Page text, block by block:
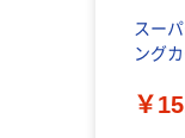
スー
ング
￥